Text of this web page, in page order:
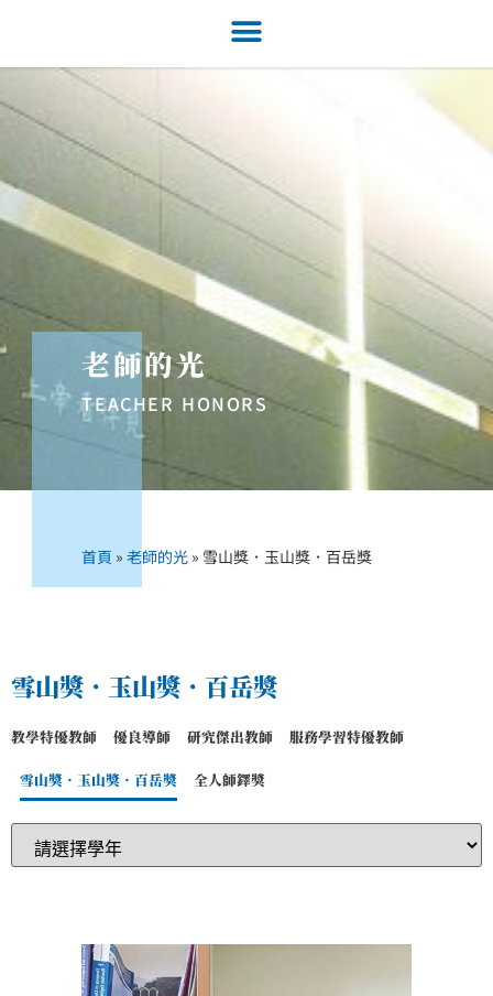
老師的光
TEACHER HONORS
首頁 »老師的光 » 雪山獎．玉山獎．百岳獎
雪山獎．玉山獎．百岳獎
教學特優教師 優良導師 研究傑出教師 服務學習特優教師
雪山獎．玉山獎．百岳獎 全人師鐸獎